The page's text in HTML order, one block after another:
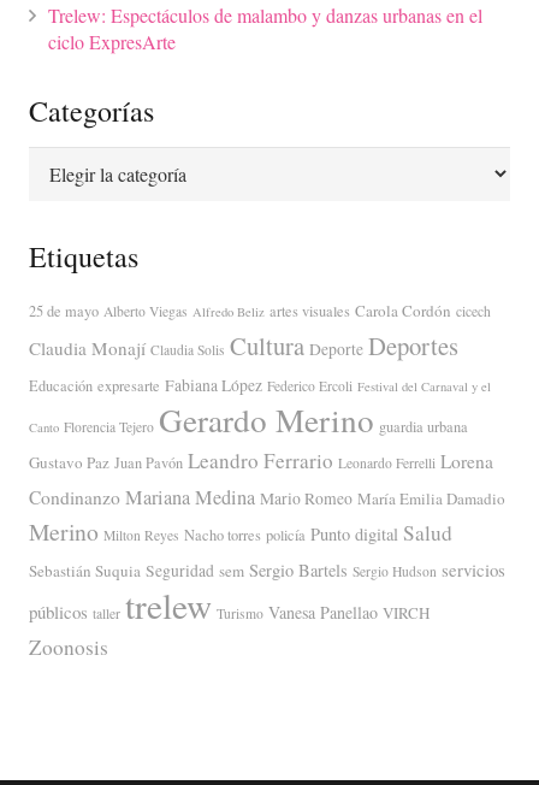
Trelew: Espectáculos de malambo y danzas urbanas en el
ciclo ExpresArte
Categorías
Etiquetas
25 de mayo Alberto Viegas Alfredo Beliz artes visuales Carola Cordón cicech
Claudia Monají Claudia Solis Cultura Deporte Deportes
Educación expresarte Fabiana López Federico Ercoli Festival del Carnaval y el
Canto Florencia Tejero Gerardo Merino guardia urbana
Gustavo Paz Juan Pavón Leandro Ferrario Leonardo Ferrelli Lorena
Condinanzo Mariana Medina Mario Romeo María Emilia Damadio
Merino Milton Reyes Nacho torres policía Punto digital Salud
Sebastián Suquia Seguridad sem Sergio Bartels Sergio Hudson servicios
públicos taller trelew Turismo Vanesa Panellao VIRCH
Zoonosis